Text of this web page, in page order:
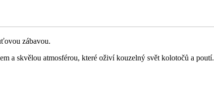
zábavou.
a skvělou atmosférou, které oživí kouzelný svět kolotočů a poutí.